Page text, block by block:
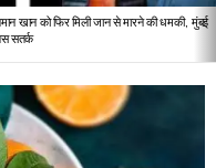
खान को फिर मिली जान से मारने की धमकी, मुंबई
सतर्क